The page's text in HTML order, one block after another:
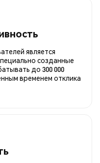
является
созданные
до 300 000
временем отклика